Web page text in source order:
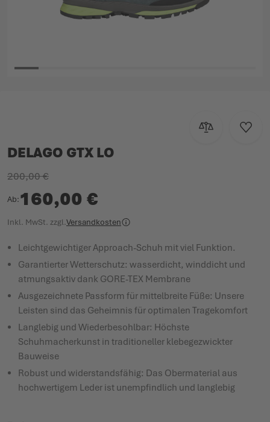
Zur Zur
DELAGO GTX LO
Ab 160,00 €
200,00 €
Inkl. MwSt. zzgl.Versandkosten
Leichtgewichtiger Approach-Schuh mit viel Funktion.
Garantierter Wetterschutz: wasserdicht, winddicht und
atmungsaktiv dank GORE-TEX Membrane
Ausgezeichnete Passform für mittelbreite Füße: Unsere
Leisten sind das Geheimnis für optimalen Tragekomfort
Langlebig und Wiederbesohlbar: Höchste
Schuhmacherkunst in traditioneller klebegezwickter
Bauweise
Robust und widerstandsfähig: Das Obermaterial aus
hochwertigem Leder ist unempfindlich und langlebig